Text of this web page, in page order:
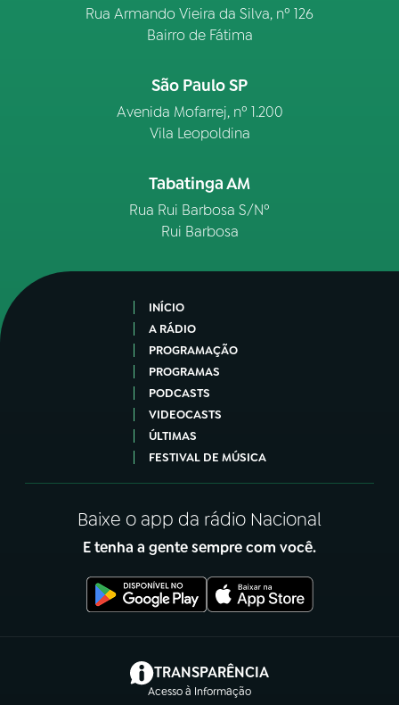
Rua Armando Vieira da Silva, nº 126
Bairro de Fátima
São Paulo SP
Avenida Mofarrej, nº 1.200
Vila Leopoldina
Tabatinga AM
Rua Rui Barbosa S/Nº
Rui Barbosa
INÍCIO
A RÁDIO
PROGRAMAÇÃO
PROGRAMAS
PODCASTS
VIDEOCASTS
ÚLTIMAS
FESTIVAL DE MÚSICA
Baixe o app da rádio Nacional
E tenha a gente sempre com você.
TRANSPARÊNCIA
Acesso à Informação
(abre em nova aba)